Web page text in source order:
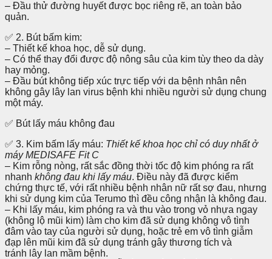
– Đầu thử đường huyết được bọc riêng rẽ, an toàn bảo
quản.
✅ 2. Bút bấm kim:
– Thiết kế khoa học, dễ sử dụng.
– Có thể thay đổi được độ nông sâu của kim tùy theo da dày
hay mỏng.
– Đầu bút không tiếp xúc trực tiếp với da bệnh nhân nên
không gây lây lan virus bệnh khi nhiều người sử dụng chung
một máy.
✅ Bút lấy máu không đau
✅ 3. Kim bấm lấy máu: Thiết kế khoa học chỉ có duy nhất ở
máy MEDISAFE Fit C
– Kim rỗng nòng, rất sắc đồng thời tốc độ kim phóng ra rất
nhanh không đau khi lấy máu. Điều này đã được kiểm
chứng thực tế, với rất nhiều bệnh nhân nữ rất sợ đau, nhưng
khi sử dụng kim của Terumo thì đều công nhận là không đau.
– Khi lấy máu, kim phóng ra và thu vào trong vỏ nhựa ngay
(không lộ mũi kim) làm cho kim đã sử dụng không vô tình
đâm vào tay của người sử dụng, hoặc trẻ em vô tình giẫm
đạp lên mũi kim đã sử dụng tránh gây thương tích và
tránh lây lan mầm bệnh.